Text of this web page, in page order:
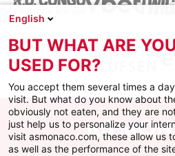
English
BUT WHAT ARE
USED FOR?
You accept them several times a
visit. But what do you know about
obviously not eaten, and they are
just help us to personalize your
visit asmonaco.com, these allow us
as well as the performance of the